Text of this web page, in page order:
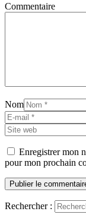
Commentaire
Nom
Enregistrer mon
pour mon prochain
Rechercher :